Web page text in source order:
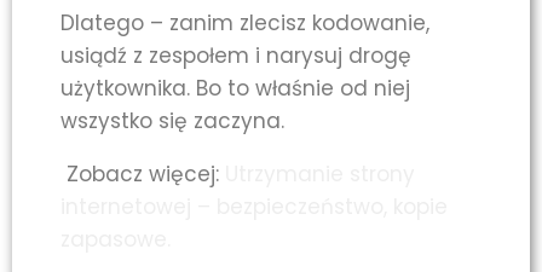
Dlatego – zanim zlecisz kodowanie,
usiądź z zespołem i narysuj drogę
użytkownika. Bo to właśnie od niej
wszystko się zaczyna.
Zobacz więcej: